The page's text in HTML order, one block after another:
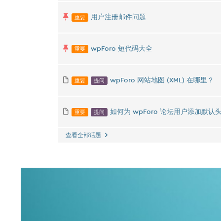
重要 用户注册邮件问题
重要 wpForo 短代码大全
重要 提问 wpForo 网站地图 (XML) 在哪里？
重要 提问 如何为 wpForo 论坛用户添加默认
查看全部话题